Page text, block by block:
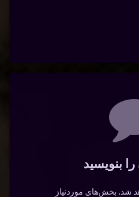
را بنویسید
شد. بخش‌های موردنیاز